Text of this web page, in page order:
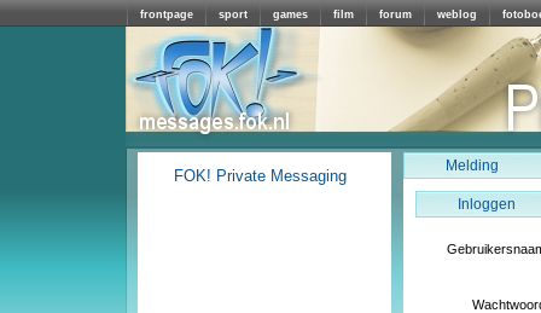
frontpage sport games film forum weblog
Melding
Inloggen
FOK! Private Messaging